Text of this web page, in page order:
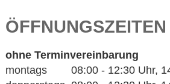
ÖFFNUNGSZEITEN
ohne Terminvereinbarung
montags 08:00 - 12:30 Uhr,